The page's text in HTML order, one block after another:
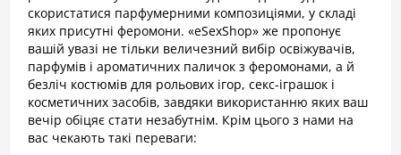
скористатися парфумерними композиціями, у складі
яких присутні феромони. «eSexShop» же пропонує
вашій увазі не тільки величезний вибір освіжувачів,
парфумів і ароматичних паличок з феромонами, а й
безліч костюмів для рольових ігор, секс-іграшок і
косметичних засобів, завдяки використанню яких ваш
вечір обіцяє стати незабутнім. Крім цього з нами на
вас чекають такі переваги: